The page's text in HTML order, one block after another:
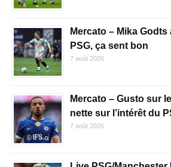
Mercato – Mika Godts
PSG, ça sent bon
7 août 2026
Mercato – Gusto sur
nette sur l’intérêt du
7 août 2026